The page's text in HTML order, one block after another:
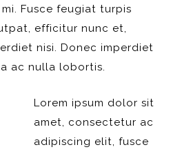
Fusce feugiat turpis
efficitur nunc et,
nisi. Donec imperdiet
ac nulla lobortis.
Lorem ipsum dolor sit
amet, consectetur ac
adipiscing elit, fusce